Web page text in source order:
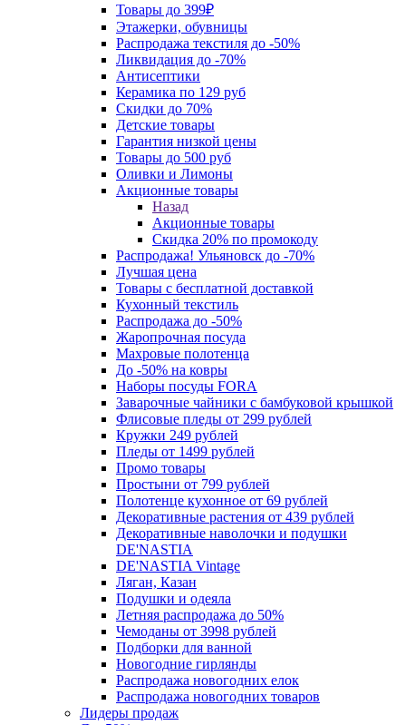
Товары до 399₽
Этажерки, обувницы
Распродажа текстиля до -50%
Ликвидация до -70%
Антисептики
Керамика по 129 руб
Скидки до 70%
Детские товары
Гарантия низкой цены
Товары до 500 руб
Оливки и Лимоны
Акционные товары
Назад
Акционные товары
Скидка 20% по промокоду
Распродажа! Ульяновск до -70%
Лучшая цена
Товары с бесплатной доставкой
Кухонный текстиль
Распродажа до -50%
Жаропрочная посуда
Махровые полотенца
До -50% на ковры
Наборы посуды FORA
Заварочные чайники с бамбуковой крышкой
Флисовые пледы от 299 рублей
Кружки 249 рублей
Пледы от 1499 рублей
Промо товары
Простыни от 799 рублей
Полотенце кухонное от 69 рублей
Декоративные растения от 439 рублей
Декоративные наволочки и подушки
DE'NASTIA
DE'NASTIA Vintage
Ляган, Казан
Подушки и одеяла
Летняя распродажа до 50%
Чемоданы от 3998 рублей
Подборки для ванной
Новогодние гирлянды
Распродажа новогодних елок
Распродажа новогодних товаров
Лидеры продаж